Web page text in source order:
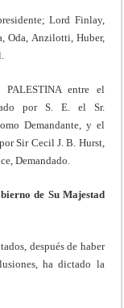
Lord Finlay,
Oda, Anzilotti, Huber,
PALESTINA entre el
por S. E. el Sr.
Demandante, y el
Sir Cecil J. B. Hurst,
Demandado.
de Su Majestad
después de haber
ha dictado la